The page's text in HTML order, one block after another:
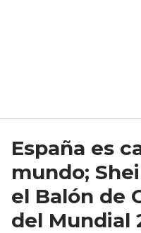
España es
mundo;
el Balón de
del Mundial